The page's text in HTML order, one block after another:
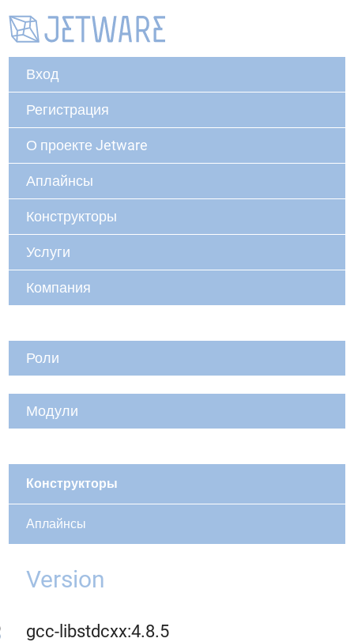
Вход
Регистрация
О проекте Jetware
Аплайнсы
Конструкторы
Услуги
Компания
Роли
Модули
Конструкторы
Аплайнсы
Version
gcc-libstdcxx:4.8.5